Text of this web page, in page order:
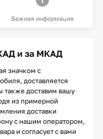
Важная информация
и за МКАД
значком с
доставляется
доставим вашу
из примерной
доставки
с нашим оператором,
и согласует с вами